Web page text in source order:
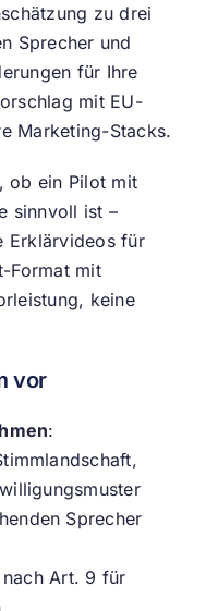
zu drei
Sprecher und
für Ihre
mit EU-
Marketing-Stacks.
ob ein Pilot mit
sinnvoll ist –
Erklärvideos für
Format mit
keine
vor
:
Sprecher
nach Art. 9 für